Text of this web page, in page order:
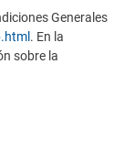
Generales
. En la
sobre la